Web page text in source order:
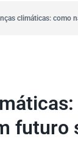
Crédito
Marketing
climáticas: como
futuro